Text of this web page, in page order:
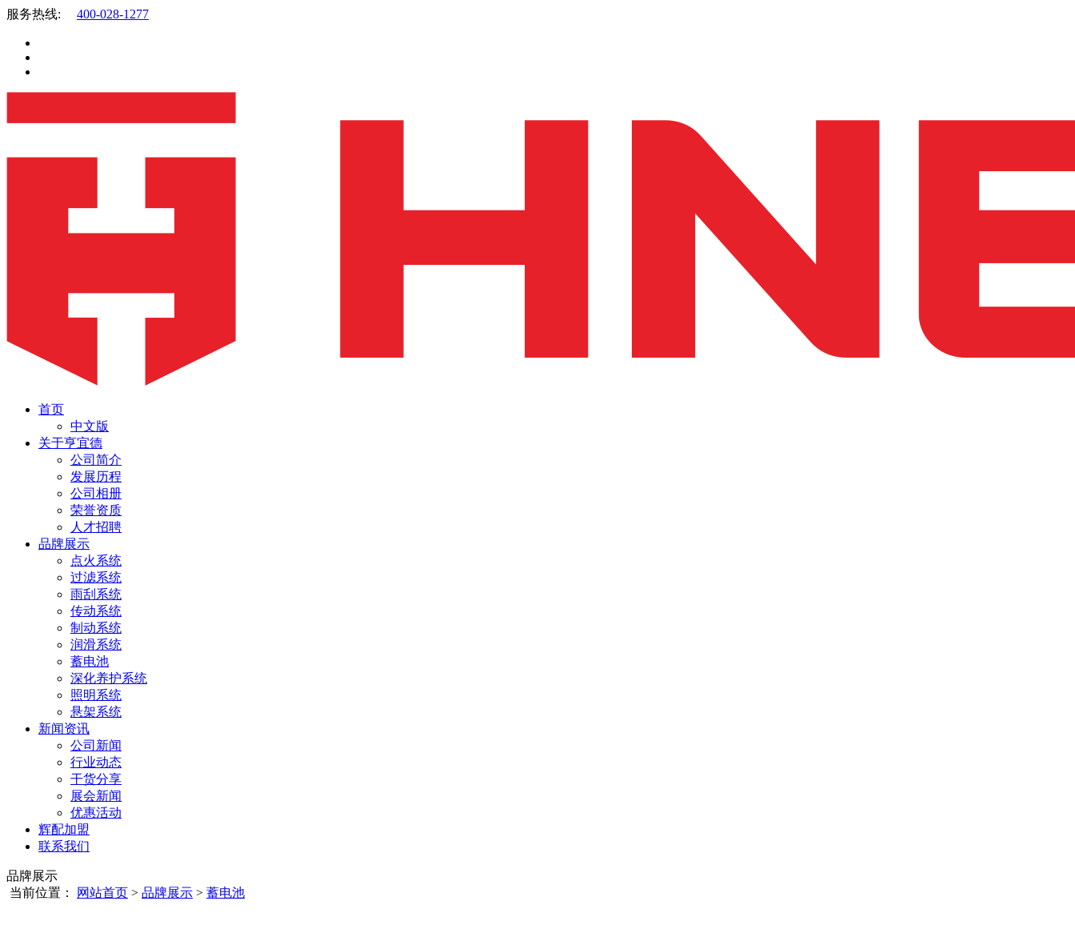
服务热线: 400-028-1277
首页
中文版
关于亨宜德
公司简介
发展历程
公司相册
荣誉资质
人才招聘
品牌展示
点火系统
过滤系统
雨刮系统
传动系统
制动系统
润滑系统
蓄电池
深化养护系统
照明系统
悬架系统
新闻资讯
公司新闻
行业动态
干货分享
展会新闻
优惠活动
辉配加盟
联系我们
品牌展示
当前位置：
网站首页 > 品牌展示 > 蓄电池